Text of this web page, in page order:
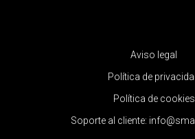
Aviso legal
Política de
Política de cookies
Soporte al cliente: